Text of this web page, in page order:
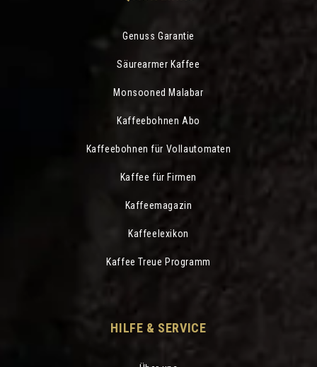
Genuss Garantie
Säurearmer Kaffee
Monsooned Malabar
Kaffeebohnen Abo
Kaffeebohnen für Vollautomaten
Kaffee für Firmen
Kaffeemagazin
Kaffeelexikon
Kaffee Treue Programm
HILFE & SERVICE